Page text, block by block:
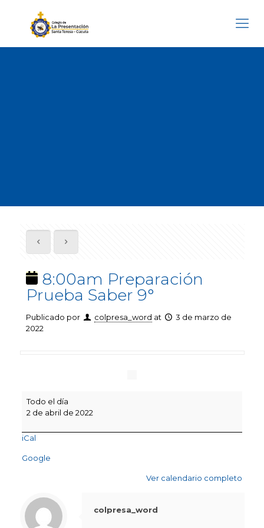
8:00am Preparación
Prueba Saber 9°
Publicado por colpresa_word at
3 de marzo de
2022
Preparación
Prueba
9°
Todo el día
2 de abril de 2022
iCal
Google
Ver calendario completo
colpresa_word